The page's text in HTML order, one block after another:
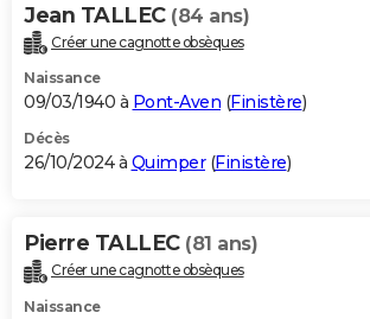
Jean TALLEC (84 ans)
Créer une cagnotte obsèques
Naissance
09/03/1940 à Pont-Aven (Finistère)
Décès
26/10/2024 à Quimper(Finistère)
Pierre TALLEC (81 ans)
Créer une cagnotte obsèques
Naissance